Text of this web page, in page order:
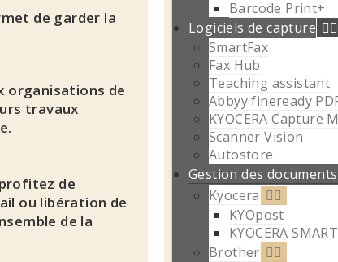
de garder la
organisations de
travaux
de
ou libération de
de la
Barcode Print+
Logiciels de capture
SmartFax
Fax Hub
Teaching assistant
Abbyy fineready
KYOCERA Capture
Scanner Vision
Autostore
Gestion des documents
Kyocera
KYOpost
KYOCERA
Brother